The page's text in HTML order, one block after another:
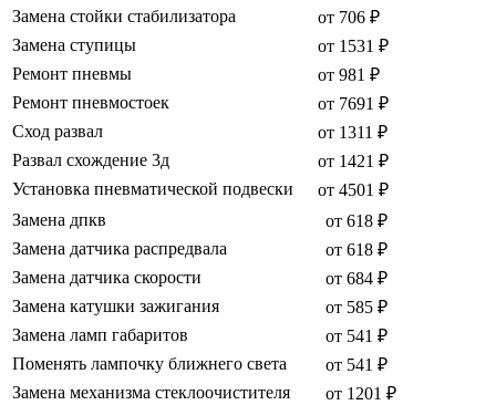
Замена стойки стабилизатора
от 706 ₽
Замена ступицы
от 1531 ₽
Ремонт пневмы
от 981 ₽
Ремонт пневмостоек
от 7691 ₽
Сход развал
от 1311 ₽
Развал схождение 3д
от 1421 ₽
Установка пневматической подвески
от 4501 ₽
Замена дпкв
от 618 ₽
Замена датчика распредвала
от 618 ₽
Замена датчика скорости
от 684 ₽
Замена катушки зажигания
от 585 ₽
Замена ламп габаритов
от 541 ₽
Поменять лампочку ближнего света
от 541 ₽
Замена механизма стеклоочистителя
от 1201 ₽